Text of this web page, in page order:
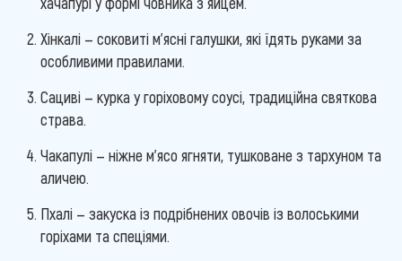
Хінкалі — соковиті м'ясні галушки, які їдять руками за
особливими правилами.
Сациві — курка у горіховому соусі, традиційна святкова
страва.
Чакапулі — ніжне м'ясо ягняти, тушковане з тархуном та
аличею.
Пхалі — закуска із подрібнених овочів із волоськими
горіхами та спеціями.